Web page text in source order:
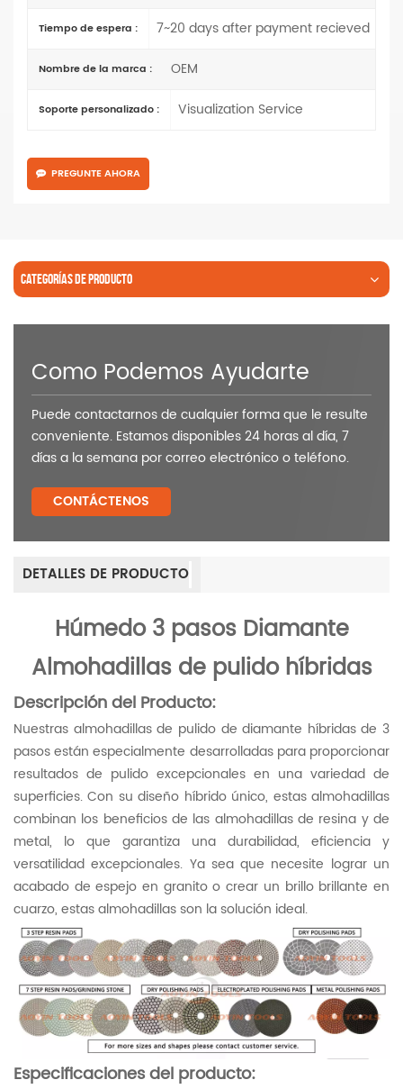
Tiempo de espera : 7~20 days after payment recieved
Nombre de la marca : OEM
Soporte personalizado : Visualization Service
PREGUNTE AHORA
CATEGORÍAS DE PRODUCTO
Como Podemos Ayudarte
Puede contactarnos de cualquier forma que le resulte
conveniente. Estamos disponibles 24 horas al día, 7
días a la semana por correo electrónico o teléfono.
CONTÁCTENOS
DETALLES DE PRODUCTO
Húmedo 3 pasos Diamante
Almohadillas de pulido híbridas
Descripción del Producto:
Nuestras almohadillas de pulido de diamante híbridas de 3
pasos están especialmente desarrolladas para proporcionar
resultados de pulido excepcionales en una variedad de
superficies. Con su diseño híbrido único, estas almohadillas
combinan los beneficios de las almohadillas de resina y de
metal, lo que garantiza una durabilidad, eficiencia y
versatilidad excepcionales. Ya sea que necesite lograr un
acabado de espejo en granito o crear un brillo brillante en
cuarzo, estas almohadillas son la solución ideal.
Especificaciones del producto: